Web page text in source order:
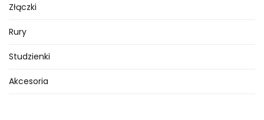
Złączki
Rury
Studzienki
Akcesoria